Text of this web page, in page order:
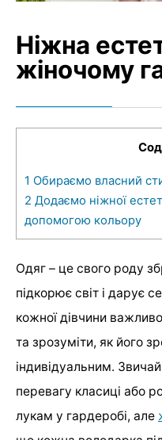
Ніжна
жіночому
1 Обираємо власний
2 Додаємо ніжної
допомогою кольору
Одяг – це свого роду
підкорює світ і дарує
кожної дівчини
та зрозуміти, як його
індивідуальним.
перевагу класиці або
лукам у гардеробі, але